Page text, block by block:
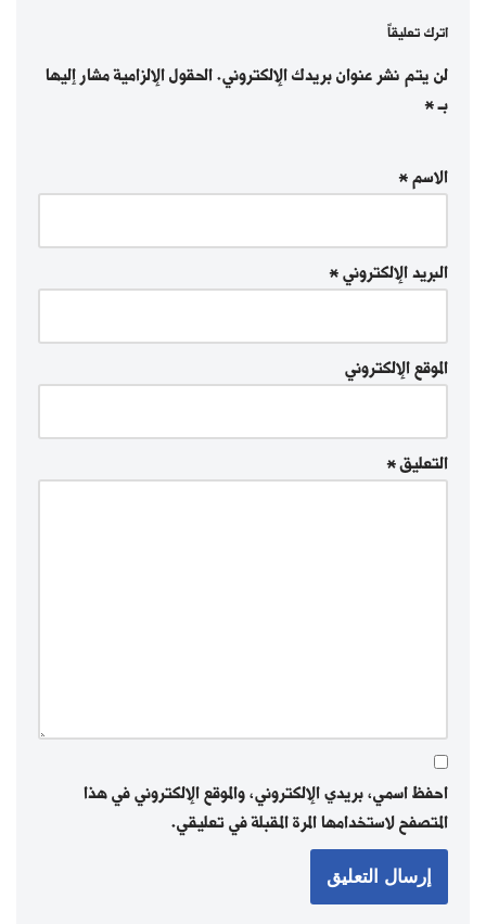
اترك تعليقاً
لن يتم نشر عنوان بريدك الإلكتروني.الحقول الإلزامية مشار إليها
بـ*
الاسم*
البريد الإلكتروني*
الموقع الإلكتروني
التعليق*
احفظ اسمي، بريدي الإلكتروني، والموقع الإلكتروني في هذا
المتصفح لاستخدامها المرة المقبلة في تعليقي.